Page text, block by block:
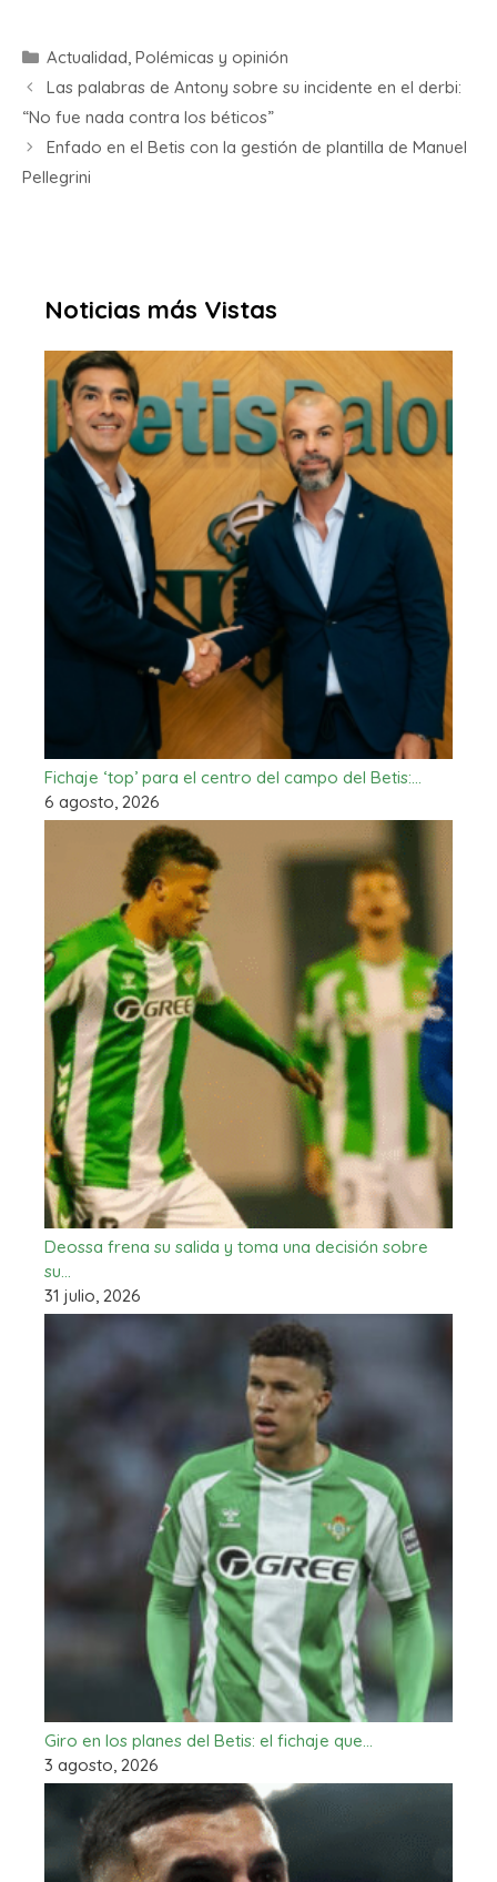
Actualidad, Polémicas y opinión
Las palabras de Antony sobre su incidente en el derbi:
“No fue nada contra los béticos”
Enfado en el Betis con la gestión de plantilla de Manuel
Pellegrini
Noticias más Vistas
Fichaje ‘top’ para el centro del campo del Betis:…
6 agosto, 2026
Deossa frena su salida y toma una decisión sobre
su…
31 julio, 2026
Giro en los planes del Betis: el fichaje que…
3 agosto, 2026